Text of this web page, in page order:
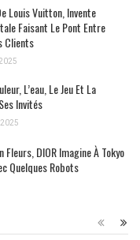
Louis Vuitton, Invente
Faisant Le Pont Entre
Clients
L’eau, Le Jeu Et La
Invités
DIOR Imagine À Tokyo
Quelques Robots